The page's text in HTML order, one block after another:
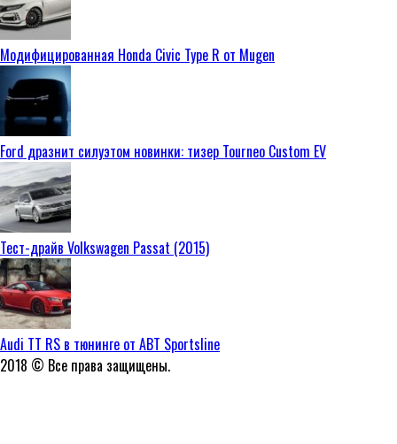
Модифицированная Honda Civic Type R от Mugen
Ford дразнит силуэтом новинки: тизер Tourneo Custom EV
Тест-драйв Volkswagen Passat (2015)
Audi TT RS в тюнинге от ABT Sportsline
2018 © Все права защищены.